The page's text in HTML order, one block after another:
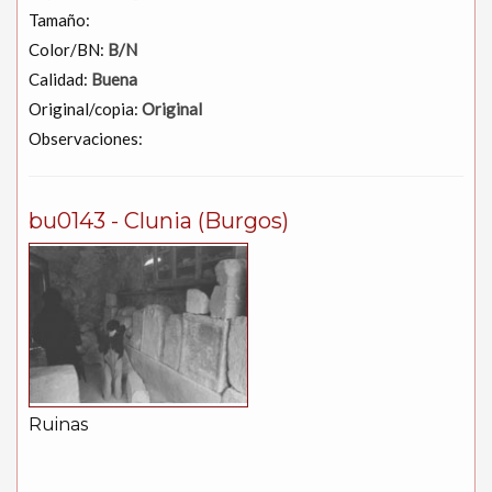
Tamaño:
Color/BN: B/N
Calidad: Buena
Original/copia: Original
Observaciones:
bu0143 - Clunia (Burgos)
Ruinas